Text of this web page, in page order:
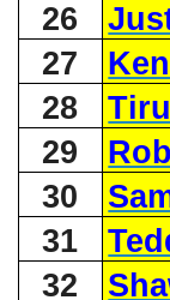
26
27
28
29
30
31
32